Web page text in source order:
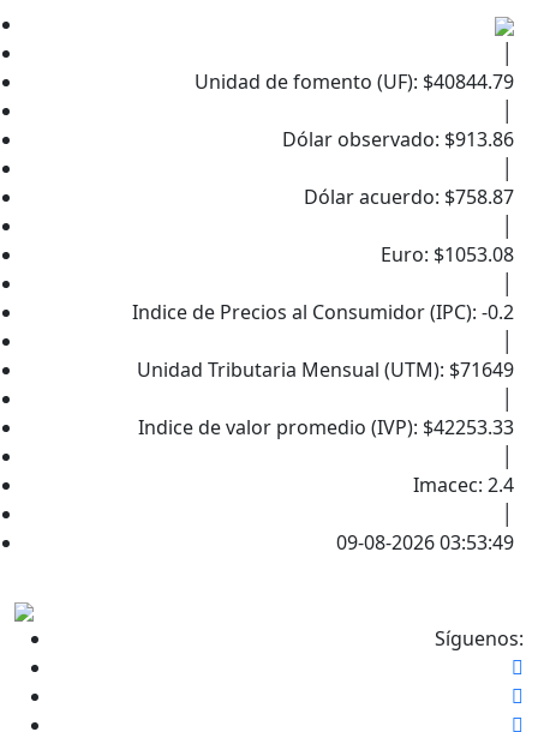
Unidad de fomento (UF): $40844.79
Dólar observado: $913.86
Dólar acuerdo: $758.87
Euro: $1053.08
Indice de Precios al Consumidor (IPC): -0.2
Unidad Tributaria Mensual (UTM): $71649
Indice de valor promedio (IVP): $42253.33
Imacec: 2.4
09-08-2026 03:53:49
Síguenos: